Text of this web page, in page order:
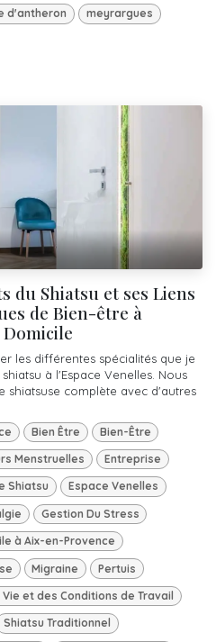
d'antheron meyrargues
du Shiatsu et ses Liens
de Bien-être à
Domicile
les différentes spécialités que je
à l'Espace Venelles. Nous
complète avec d'autres
Bien Être Bien-Être
Menstruelles Entreprise
Shiatsu Espace Venelles
Gestion Du Stress
à Aix-en-Provence
Migraine Pertuis
et des Conditions de Travail
Shiatsu Traditionnel